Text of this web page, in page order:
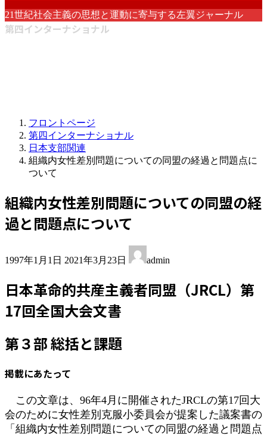
21世紀社会主義の思想と運動に寄与する左翼ジャーナル
第四インターナショナル
フロントページ
第四インターナショナル
日本支部関連
組織内女性差別問題についての同盟の経過と問題点に
ついて
組織内女性差別問題についての同盟の経
過と問題点について
1997年1月1日 終
新
時
2021年3月23日 admin
日本革命的共産主義者同盟（JRCL）第
17回全国大会文書
第３部 総括と課題
掲載にあたって
この文章は、96年4月に開催されたJRCLの第17回大
会のために女性差別克服小委員会が提案した議案書の
「組織内女性差別問題についての同盟の経過と問題点